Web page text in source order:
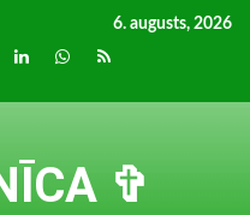
6. augusts, 2026
LinkedInwhatsapp
RSS
✞